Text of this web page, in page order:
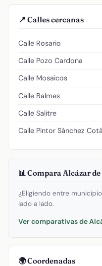
📍 Calles cercanas
Calle Rosario
Calle Pozo Cardona
Calle Mosaicos
Calle Balmes
Calle Salitre
Calle Pintor Sánchez
📊 Compara Alcázar
¿Eligiendo entre
lado a lado.
Ver comparativas de
🌍 Coordenadas